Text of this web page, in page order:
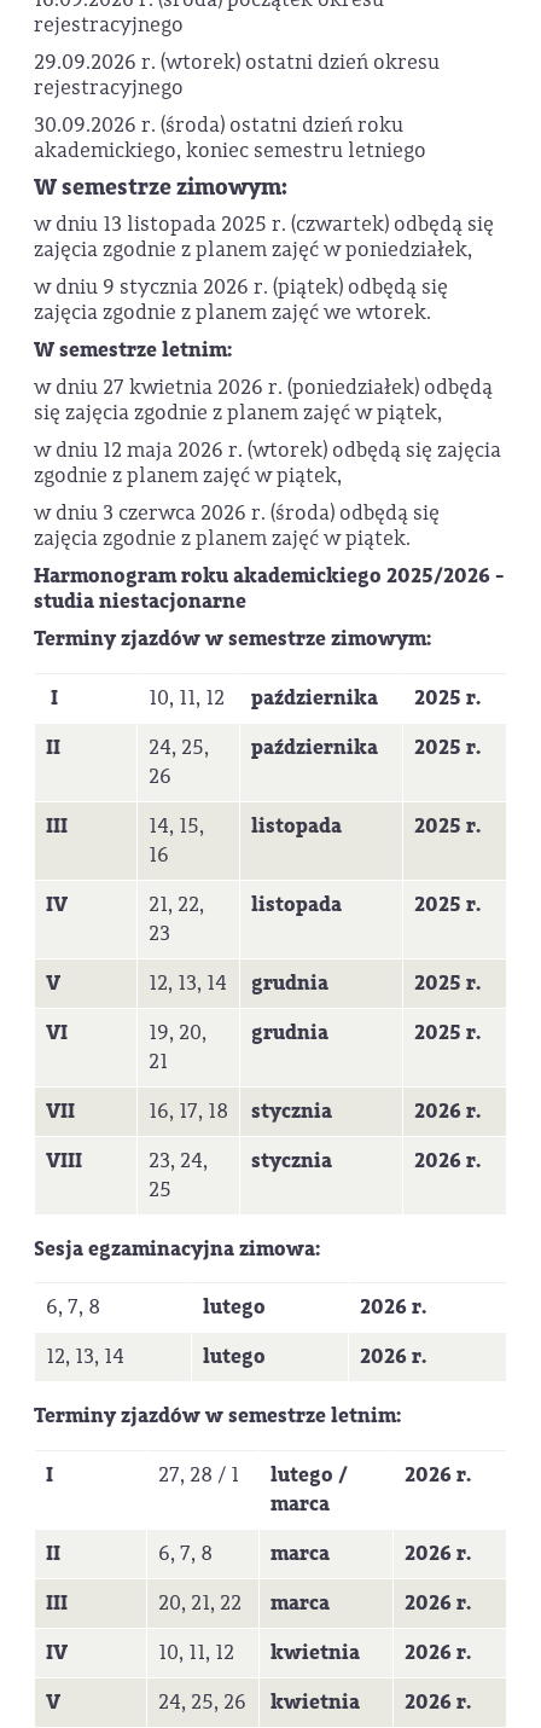
rejestracyjnego
29.09.2026 r. (wtorek) ostatni dzień okresu
rejestracyjnego
30.09.2026 r. (środa) ostatni dzień roku
akademickiego, koniec semestru letniego
W semestrze zimowym:
w dniu 13 listopada 2025 r. (czwartek) odbędą się
zajęcia zgodnie z planem zajęć w poniedziałek,
w dniu 9 stycznia 2026 r. (piątek) odbędą się
zajęcia zgodnie z planem zajęć we wtorek.
W semestrze letnim:
w dniu 27 kwietnia 2026 r. (poniedziałek) odbędą
się zajęcia zgodnie z planem zajęć w piątek,
w dniu 12 maja 2026 r. (wtorek) odbędą się zajęcia
zgodnie z planem zajęć w piątek,
w dniu 3 czerwca 2026 r. (środa) odbędą się
zajęcia zgodnie z planem zajęć w piątek.
Harmonogram roku akademickiego 2025/2026 -
studia niestacjonarne
Terminy zjazdów w semestrze zimowym:
I 10, 11, 12 października
2025 r.
II
24, 25,
26
października 2025 r.
III
14, 15,
16
listopada 2025 r.
IV
21, 22,
23
listopada 2025 r.
V 12, 13, 14 grudnia
2025 r.
VI
19, 20,
21
grudnia 2025 r.
VII 16, 17, 18 stycznia
2026 r.
VIII
23, 24,
25
stycznia 2026 r.
Sesja egzaminacyjna zimowa:
6, 7, 8 lutego
2026 r.
12, 13, 14
lutego 2026 r.
Terminy zjazdów w semestrze letnim:
I 27, 28 / 1
lutego /
marca
2026 r.
II 6, 7, 8 marca
2026 r.
III
20, 21, 22 marca
2026 r.
IV
10, 11, 12 kwietnia
2026 r.
V
24, 25, 26 kwietnia
2026 r.